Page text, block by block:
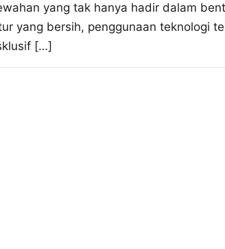
yang tak hanya hadir dalam
yang bersih, penggunaan teknologi
[…]